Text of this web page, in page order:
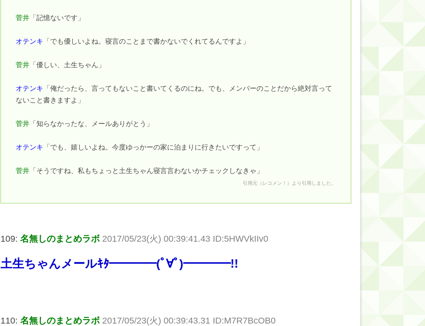
菅井 「記憶ないです」
オテンキ 「でも優しいよね。寝言のことまで書かないでくれてるんですよ」
菅井 「優しい、土生ちゃん」
オテンキ 「俺だったら、言ってもないこと書いてくるのにね。でも、メンバーのことだから絶対言って
ないこと書きますよ」
菅井 「知らなかったな、メールありがとう」
オテンキ 「でも、嬉しいよね。今度ゆっかーの家に泊まりに行きたいですって」
菅井 「そうですね、私もちょっと土生ちゃん寝言言わないかチェックしなきゃ」
引用元（ レコメン！ ）より引用しました。
109: 名無しのまとめラボ 2017/05/23(火) 00:39:41.43 ID:5HWVkIIv0
土生ちゃんメールｷﾀ━━━━(ﾟ∀ﾟ)━━━━!!
110: 名無しのまとめラボ 2017/05/23(火) 00:39:43.31 ID:M7R7BcOB0